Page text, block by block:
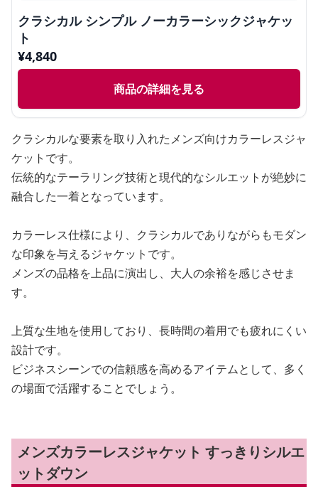
クラシカル シンプル ノーカラーシックジャケッ
ト
¥4,840
商品の詳細を見る
クラシカルな要素を取り入れたメンズ向けカラーレスジャ
ケットです。
伝統的なテーラリング技術と現代的なシルエットが絶妙に
融合した一着となっています。
カラーレス仕様により、クラシカルでありながらもモダン
な印象を与えるジャケットです。
メンズの品格を上品に演出し、大人の余裕を感じさせま
す。
上質な生地を使用しており、長時間の着用でも疲れにくい
設計です。
ビジネスシーンでの信頼感を高めるアイテムとして、多く
の場面で活躍することでしょう。
メンズカラーレスジャケット すっきりシルエ
ットダウン